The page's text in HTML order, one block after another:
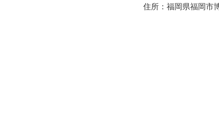
住所：福岡県福岡市